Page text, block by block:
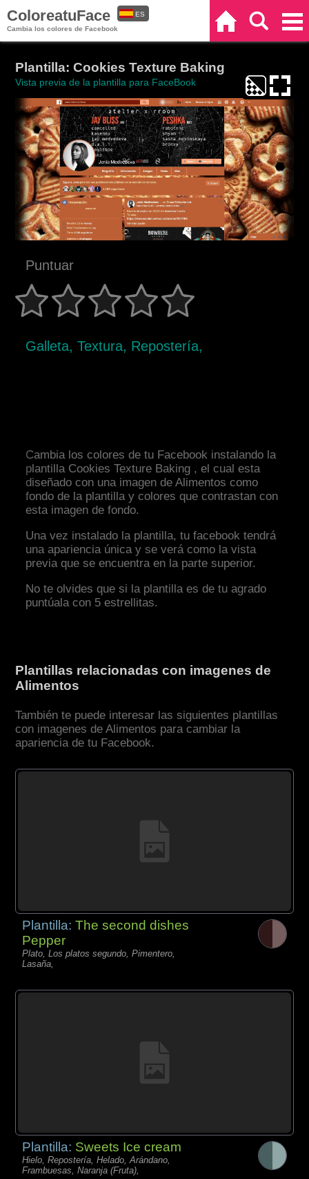
ColoreatuFace
Cambia los colores de Facebook
ES
Plantilla: Cookies Texture Baking
Vista previa de la plantilla para FaceBook
Puntuar
Galleta, Textura, Repostería,
Cambia los colores de tu Facebook instalando la
plantilla Cookies Texture Baking , el cual esta
diseñado con una imagen de Alimentos como
fondo de la plantilla y colores que contrastan con
esta imagen de fondo.
Una vez instalado la plantilla, tu facebook tendrá
una apariencia única y se verá como la vista
previa que se encuentra en la parte superior.
No te olvides que si la plantilla es de tu agrado
puntúala con 5 estrellitas.
Plantillas relacionadas con imagenes de
Alimentos
También te puede interesar las siguientes plantillas
con imagenes de Alimentos para cambiar la
apariencia de tu Facebook.
Plantilla:The second dishes
Pepper
Plato, Los platos segundo, Pimentero,
Lasaña,
Plantilla: Sweets Ice cream
Hielo, Repostería, Helado, Arándano,
Frambuesas, Naranja (Fruta),